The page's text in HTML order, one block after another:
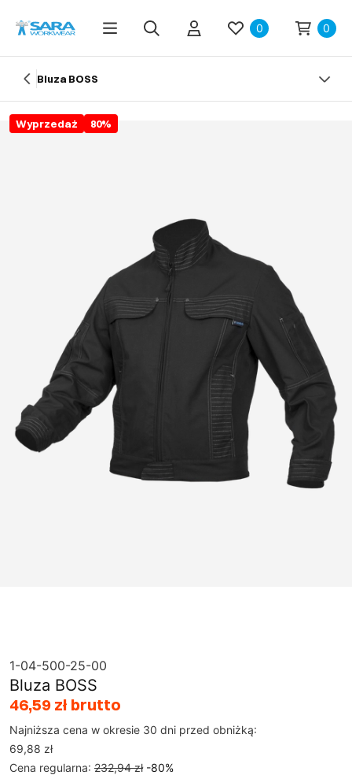
0 0
Bluza BOSS
Wyprzedaż 80%
1-04-500-25-00
Bluza BOSS
46,59 zł brutto
Najniższa cena w okresie 30 dni przed obniżką:
69,88 zł
Cena regularna: 232,94 zł -80%